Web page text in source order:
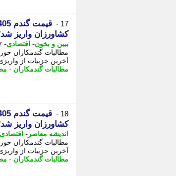
17 -
کشاورزان واریز
ببین و بخون- اقتصادی- 47 روز
مطالبات گندمکاران
آخرین جزییات از
مطالبات گندمکاران -
18 -
کشاورزان واریز
اندیشه معاصر - اقتصادی
مطالبات گندمکاران
آخرین جزییات از
مطالبات گندمکاران -